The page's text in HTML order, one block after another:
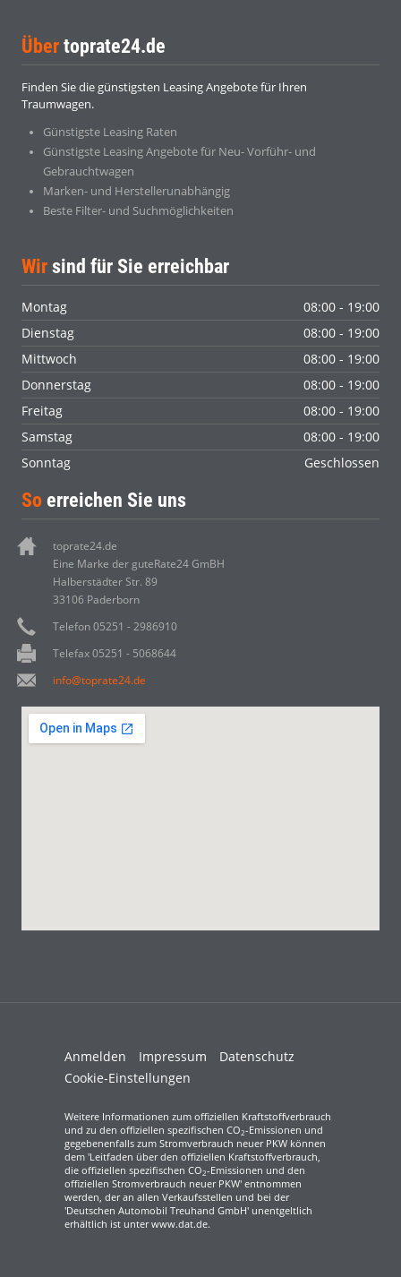
Über toprate24.de
Finden Sie die günstigsten Leasing Angebote für Ihren
Traumwagen.
Günstigste Leasing Raten
Günstigste Leasing Angebote für Neu- Vorführ- und
Gebrauchtwagen
Marken- und Herstellerunabhängig
Beste Filter- und Suchmöglichkeiten
Wir sind für Sie erreichbar
Montag
08:00 - 19:00
Dienstag
08:00 - 19:00
Mittwoch
08:00 - 19:00
Donnerstag
08:00 - 19:00
Freitag
08:00 - 19:00
Samstag
08:00 - 19:00
Sonntag
Geschlossen
So erreichen Sie uns
toprate24.de
Eine Marke der guteRate24 GmBH
Halberstädter Str. 89
33106 Paderborn
Telefon 05251 - 2986910
Telefax 05251 - 5068644
info@toprate24.de
Anmelden Impressum
Datenschutz
Cookie-Einstellungen
Weitere Informationen zum offiziellen Kraftstoffverbrauch
und zu den offiziellen spezifischen CO2-Emissionen und
gegebenenfalls zum Stromverbrauch neuer PKW können
dem 'Leitfaden über den offiziellen Kraftstoffverbrauch,
die offiziellen spezifischen CO2-Emissionen und den
offiziellen Stromverbrauch neuer PKW' entnommen
werden, der an allen Verkaufsstellen und bei der
'Deutschen Automobil Treuhand GmbH' unentgeltlich
erhältlich ist unter www.dat.de.